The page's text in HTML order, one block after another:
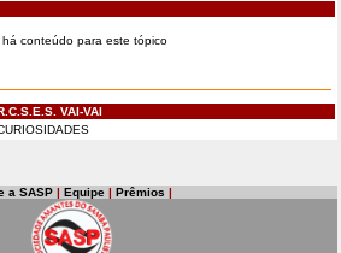
há conteúdo para este tópico
VAI-VAI
a SASP | Equipe | Prêmios |